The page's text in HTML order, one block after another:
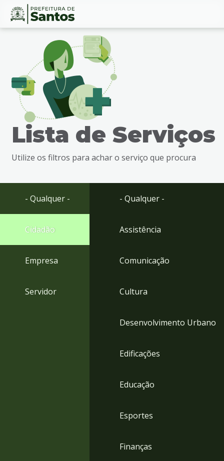
Ir
busca
Ir
rodapé
Conteúdo
Lista de Serviços
Utilize os filtros para achar o serviço que procura
- Qualquer -
Cidadão
Empresa
Servidor
- Qualquer -
Assistência
Comunicação
Cultura
Desenvolvimento Urbano
Edificações
Educação
Esportes
Finanças